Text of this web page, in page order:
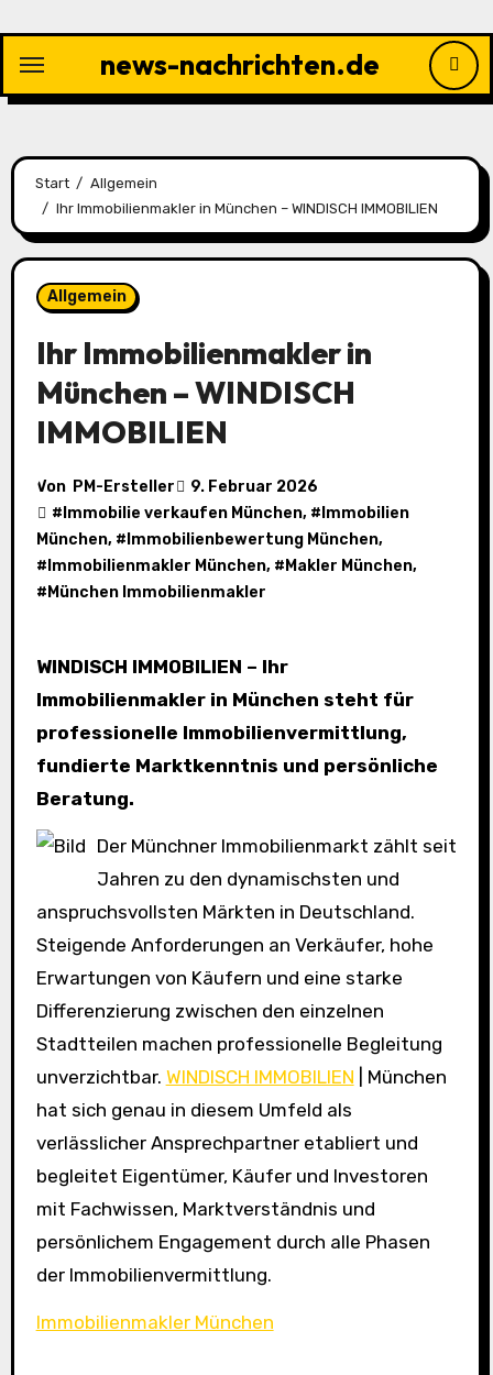
springen
news-nachrichten.de
Start
Allgemein
Ihr Immobilienmakler in München – WINDISCH IMMOBILIEN
Allgemein
Ihr Immobilienmakler in
München – WINDISCH
IMMOBILIEN
Von PM-Ersteller
9. Februar 2026
# Immobilie verkaufen München, # Immobilien
München, # Immobilienbewertung München,
# Immobilienmakler München, # Makler München,
# München Immobilienmakler
WINDISCH IMMOBILIEN – Ihr
Immobilienmakler in München steht für
professionelle Immobilienvermittlung,
fundierte Marktkenntnis und persönliche
Beratung.
Der Münchner Immobilienmarkt zählt seit
Jahren zu den dynamischsten und
anspruchsvollsten Märkten in Deutschland.
Steigende Anforderungen an Verkäufer, hohe
Erwartungen von Käufern und eine starke
Differenzierung zwischen den einzelnen
Stadtteilen machen professionelle Begleitung
unverzichtbar. WINDISCH IMMOBILIEN | München
hat sich genau in diesem Umfeld als
verlässlicher Ansprechpartner etabliert und
begleitet Eigentümer, Käufer und Investoren
mit Fachwissen, Marktverständnis und
persönlichem Engagement durch alle Phasen
der Immobilienvermittlung.
Immobilienmakler München